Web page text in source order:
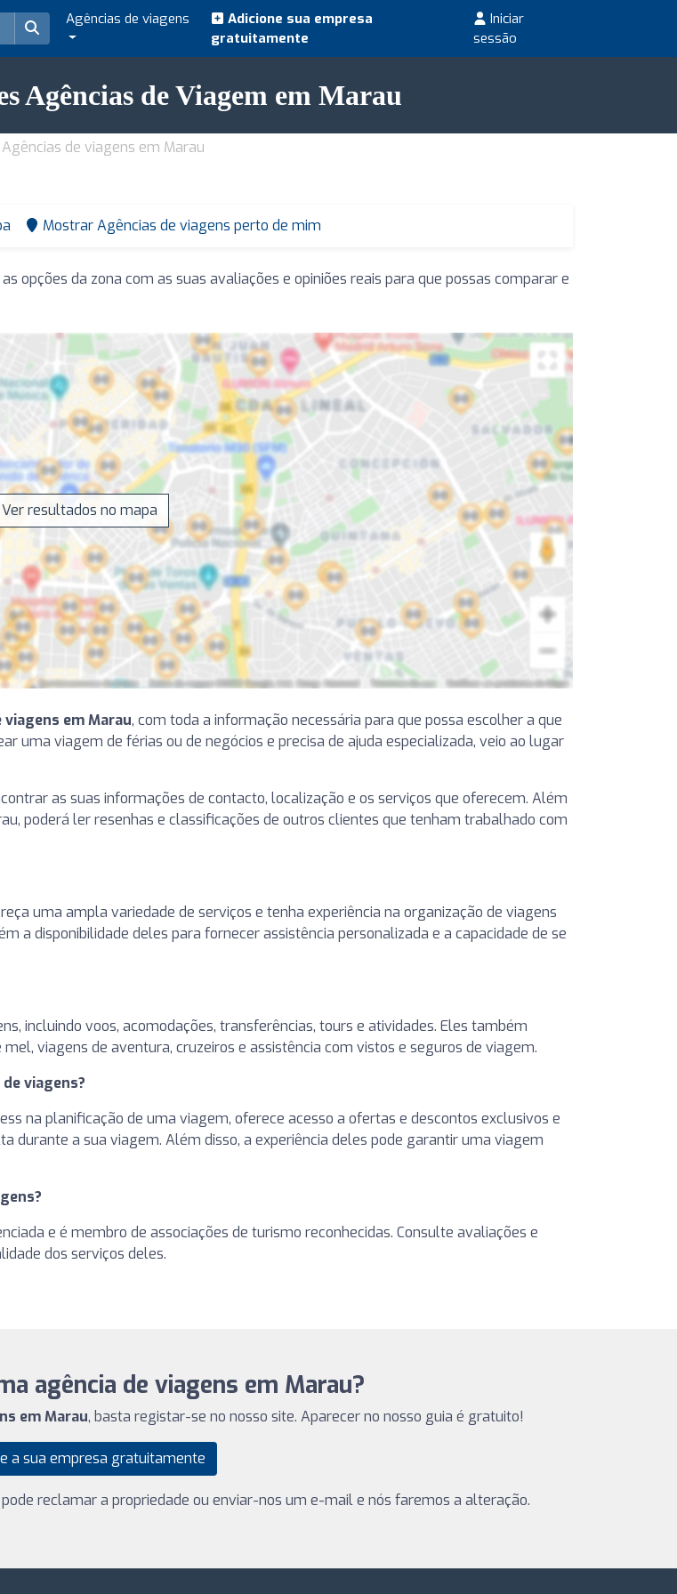
Agências de viagens
Adicione sua empresa
gratuitamente
Iniciar
sessão
Agências de Viagem em Marau
Agências de viagens em Marau
Mostrar Agências de viagens perto de mim
as opções da zona com as suas avaliações e opiniões reais para que possas comparar e
Ver resultados no mapa
viagens em Marau, com toda a informação necessária para que possa escolher a que
uma viagem de férias ou de negócios e precisa de ajuda especializada, veio ao lugar
as suas informações de contacto, localização e os serviços que oferecem. Além
poderá ler resenhas e classificações de outros clientes que tenham trabalhado com
uma ampla variedade de serviços e tenha experiência na organização de viagens
a disponibilidade deles para fornecer assistência personalizada e a capacidade de se
incluindo voos, acomodações, transferências, tours e atividades. Eles também
viagens de aventura, cruzeiros e assistência com vistos e seguros de viagem.
viagens?
na planificação de uma viagem, oferece acesso a ofertas e descontos exclusivos e
durante a sua viagem. Além disso, a experiência deles pode garantir uma viagem
e é membro de associações de turismo reconhecidas. Consulte avaliações e
dos serviços deles.
agência de viagens em Marau?
em Marau, basta registar-se no nosso site. Aparecer no nosso guia é gratuito!
a sua empresa gratuitamente
reclamar a propriedade ou enviar-nos um e-mail e nós faremos a alteração.